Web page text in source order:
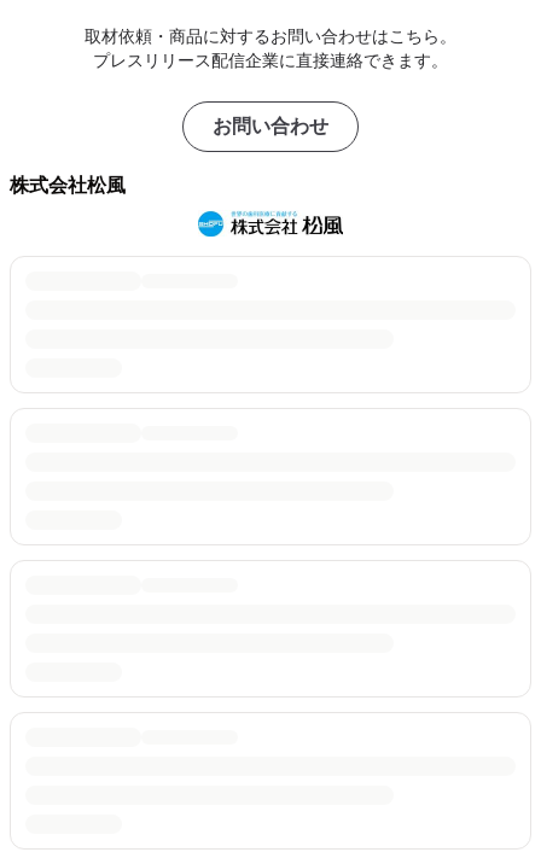
取材依頼・商品に対するお問い合わせはこちら。
プレスリリース配信企業に直接連絡できます。
お問い合わせ
株式会社松風